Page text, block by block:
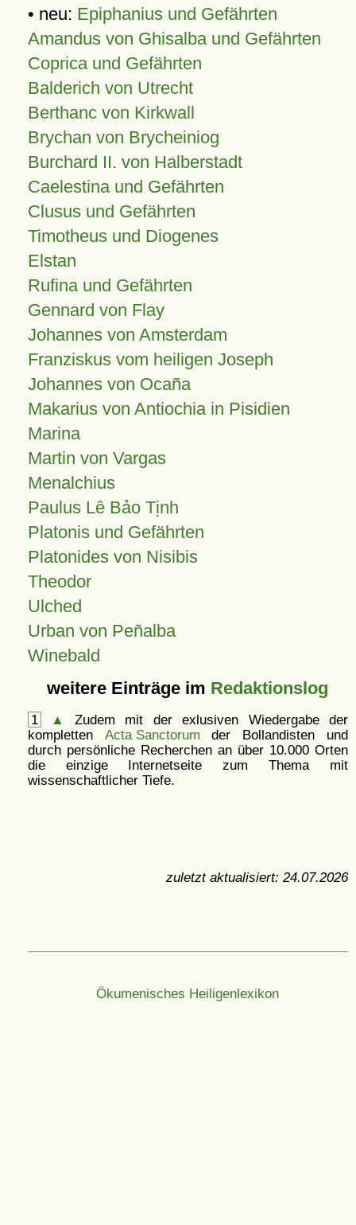
• neu: Epiphanius und Gefährten
Amandus von Ghisalba und Gefährten
Coprica und Gefährten
Balderich von Utrecht
Berthanc von Kirkwall
Brychan von Brycheiniog
Burchard II. von Halberstadt
Caelestina und Gefährten
Clusus und Gefährten
Timotheus und Diogenes
Elstan
Rufina und Gefährten
Gennard von Flay
Johannes von Amsterdam
Franziskus vom heiligen Joseph
Johannes von Ocaña
Makarius von Antiochia in Pisidien
Marina
Martin von Vargas
Menalchius
Paulus Lê Bảo Tịnh
Platonis und Gefährten
Platonides von Nisibis
Theodor
Ulched
Urban von Peñalba
Winebald
weitere Einträge im Redaktionslog
1 ▲
Zudem mit der exlusiven Wiedergabe der
kompletten Acta Sanctorum der Bollandisten und
durch persönliche Recherchen an über 10.000 Orten
die einzige Internetseite zum Thema mit
wissenschaftlicher Tiefe.
zuletzt aktualisiert: 24.07.2026
Ökumenisches Heiligenlexikon